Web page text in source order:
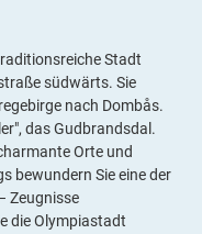
Stadt
südwärts. Sie
nach Dombås.
das Gudbrandsdal.
Orte und
bewundern Sie eine der
Zeugnisse
die Olympiastadt